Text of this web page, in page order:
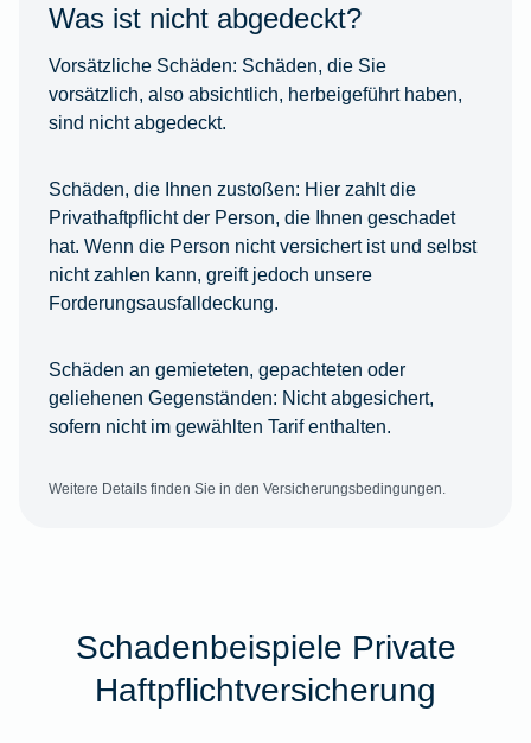
Was ist nicht abgedeckt?
Vorsätzliche Schäden: Schäden, die Sie
vorsätzlich, also absichtlich, herbeigeführt haben,
sind nicht abgedeckt.
Schäden, die Ihnen zustoßen: Hier zahlt die
Privathaftpflicht der Person, die Ihnen geschadet
hat. Wenn die Person nicht versichert ist und selbst
nicht zahlen kann, greift jedoch unsere
Forderungsausfalldeckung.
Schäden an gemieteten, gepachteten oder
geliehenen Gegenständen: Nicht abgesichert,
sofern nicht im gewählten Tarif enthalten.
Weitere Details finden Sie in den Versicherungsbedingungen.
Schadenbeispiele Private
Haftpflichtversicherung